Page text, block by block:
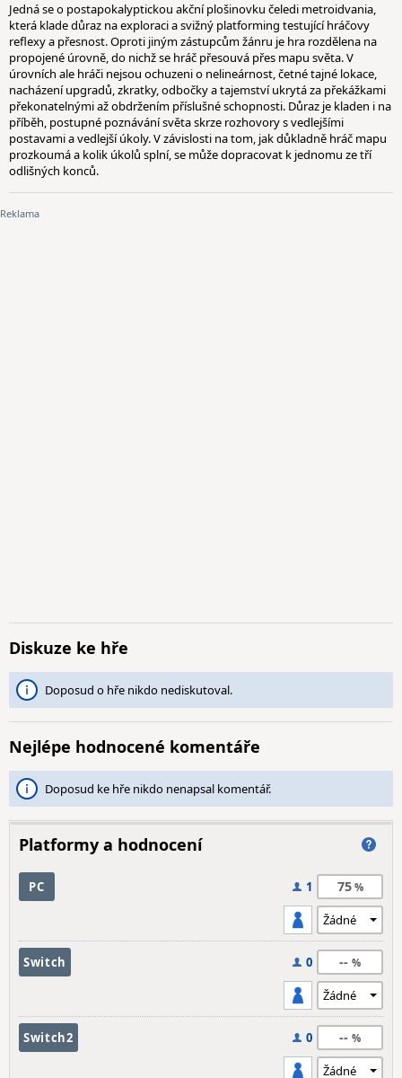
Jedná se o postapokalyptickou akční plošinovku čeledi metroidvania,
která klade důraz na exploraci a svižný platforming testující hráčovy
reflexy a přesnost. Oproti jiným zástupcům žánru je hra rozdělena na
propojené úrovně, do nichž se hráč přesouvá přes mapu světa. V
úrovních ale hráči nejsou ochuzeni o nelineárnost, četné tajné lokace,
nacházení upgradů, zkratky, odbočky a tajemství ukrytá za překážkami
překonatelnými až obdržením příslušné schopnosti. Důraz je kladen i na
příběh, postupné poznávání světa skrze rozhovory s vedlejšími
postavami a vedlejší úkoly. V závislosti na tom, jak důkladně hráč mapu
prozkoumá a kolik úkolů splní, se může dopracovat k jednomu ze tří
odlišných konců.
Diskuze ke hře
Doposud o hře nikdo nediskutoval.
Nejlépe hodnocené komentáře
Doposud ke hře nikdo nenapsal komentář.
Platformy a hodnocení
PC 1 75
Switch 0 --
Switch2 0 --